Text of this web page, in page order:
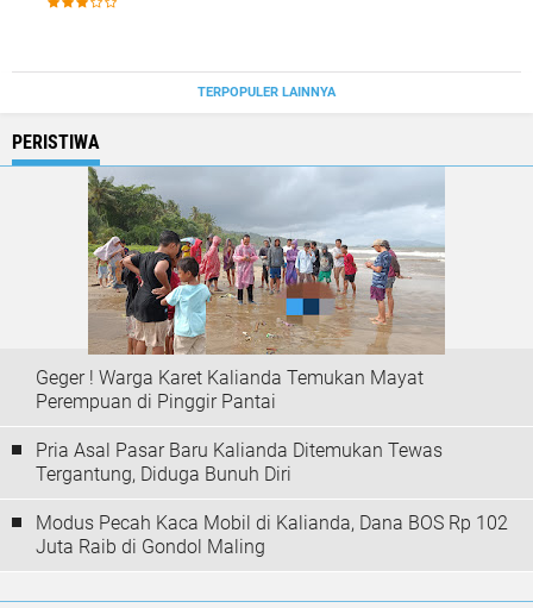
TERPOPULER LAINNYA
PERISTIWA
Geger ! Warga Karet Kalianda Temukan Mayat
Perempuan di Pinggir Pantai
Pria Asal Pasar Baru Kalianda Ditemukan Tewas
Tergantung, Diduga Bunuh Diri
Modus Pecah Kaca Mobil di Kalianda, Dana BOS Rp 102
Juta Raib di Gondol Maling